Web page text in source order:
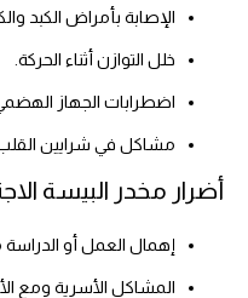
الإصابة بأمراض الكبد
خلل التوازن أثناء الحركة.
اضطرابات الجهاز
مشاكل في شرايين
أضرار مخدر البيسة
إهمال العمل أو
المشاكل الأسرية ومع